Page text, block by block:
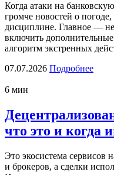
Когда атаки на
громче новостей о
дисциплине. Главное —
включить
алгоритм экстренных
07.07.2026 Подробнее
6 мин
что это и когда
Это экосистема сервисов
и брокеров, а сделки